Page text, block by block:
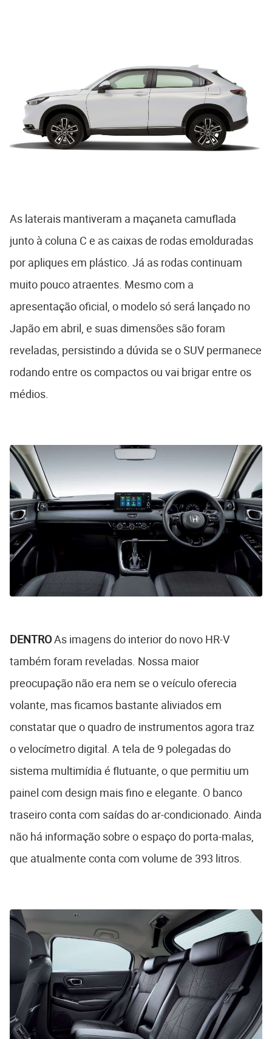
As laterais mantiveram a maçaneta camuflada
junto à coluna C e as caixas de rodas emolduradas
por apliques em plástico. Já as rodas continuam
muito pouco atraentes. Mesmo com a
apresentação oficial, o modelo só será lançado no
Japão em abril, e suas dimensões são foram
reveladas, persistindo a dúvida se o SUV permanece
rodando entre os compactos ou vai brigar entre os
médios.
DENTROAs imagens do interior do novo HR-V
também foram reveladas. Nossa maior
preocupação não era nem se o veículo oferecia
volante, mas ficamos bastante aliviados em
constatar que o quadro de instrumentos agora traz
o velocímetro digital. A tela de 9 polegadas do
sistema multimídia é flutuante, o que permitiu um
painel com design mais fino e elegante. O banco
traseiro conta com saídas do ar-condicionado. Ainda
não há informação sobre o espaço do porta-malas,
que atualmente conta com volume de 393 litros.